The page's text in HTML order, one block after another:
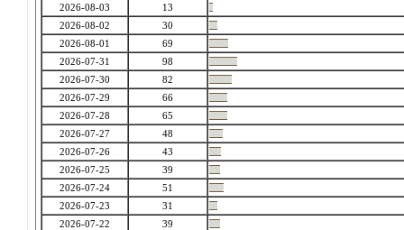
2026-08-03
13
2026-08-02
30
2026-08-01
69
2026-07-31
98
2026-07-30
82
2026-07-29
66
2026-07-28
65
2026-07-27
48
2026-07-26
43
2026-07-25
39
2026-07-24
51
2026-07-23
31
2026-07-22
39